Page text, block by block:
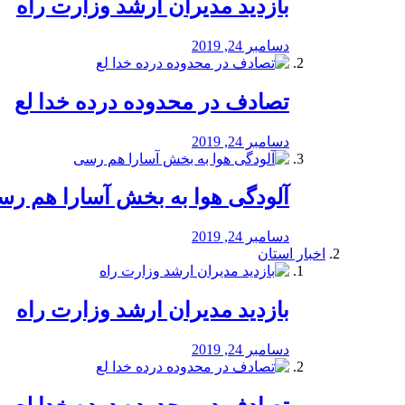
بازدید مدیران ارشد وزارت راه
دسامبر 24, 2019
تصادف در محدوده درده خدا لع
دسامبر 24, 2019
آلودگی هوا به بخش آسارا هم
دسامبر 24, 2019
اخبار استان
بازدید مدیران ارشد وزارت راه
دسامبر 24, 2019